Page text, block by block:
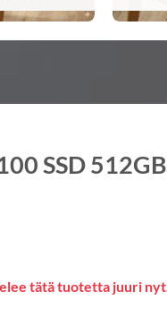
SSD
tätä tuotetta juuri